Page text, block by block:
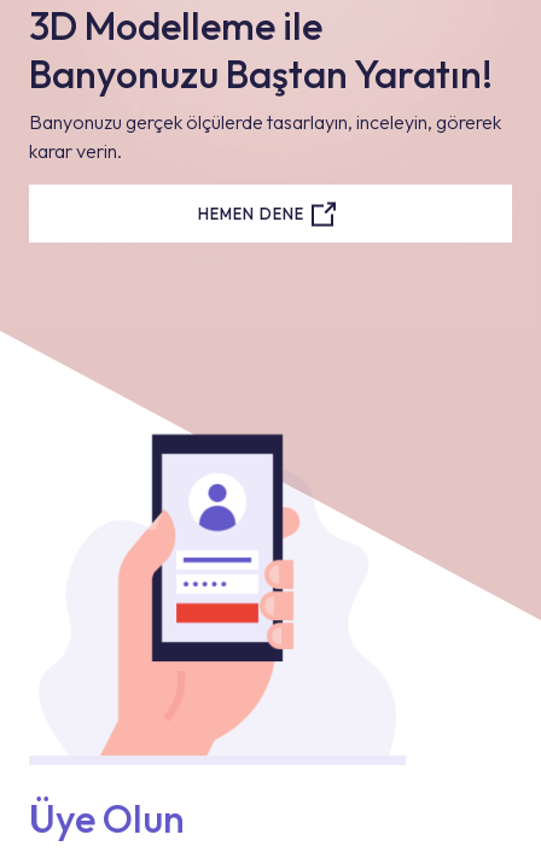
3D Modelleme ile
Banyonuzu Baştan Yaratın!
Banyonuzu gerçek ölçülerde tasarlayın, inceleyin, görerek
karar verin.
HEMEN DENE
Üye Olun